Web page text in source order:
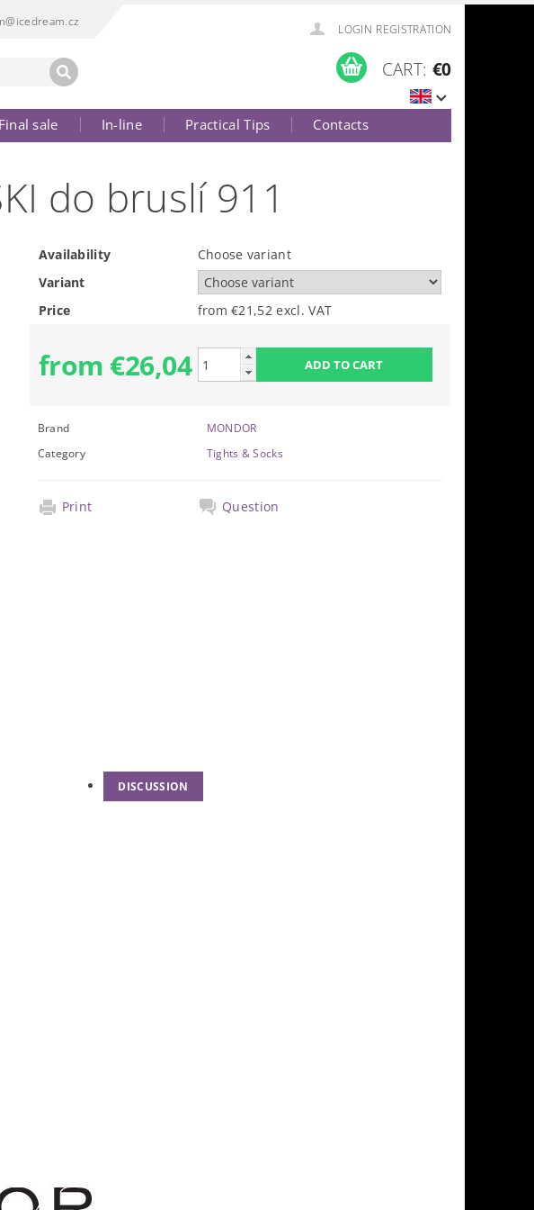
LOGIN REGISTRATION
CART: €0
Final sale In-line Practical Tips
Contacts
do bruslí 911
Availability
Choose variant
Variant
Price
from €21,52excl. VAT
from €26,04
Brand
MONDOR
Category
Tights & Socks
Print Question
DISCUSSION